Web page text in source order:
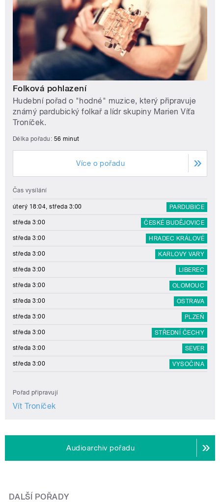
Folková pohlazení
Hudební pořad o "hodné" muzice, který připravuje
známý pardubický folkař a lídr skupiny Marien Víťa
Troníček.
Délka pořadu: 56 minut
Více o pořadu
Čas vysílání
úterý 18:04, středa 3:00 PARDUBICE
středa 3:00 ČESKÉ BUDĚJOVICE
středa 3:00 HRADEC KRÁLOVÉ
středa 3:00 KARLOVY VARY
středa 3:00 LIBEREC
středa 3:00 OLOMOUC
středa 3:00 OSTRAVA
středa 3:00 PLZEŇ
středa 3:00 STŘEDNÍ ČECHY
středa 3:00 SEVER
středa 3:00 VYSOČINA
Pořad připravují
Vít Troníček
Audioarchiv pořadu
DALŠÍ POŘADY